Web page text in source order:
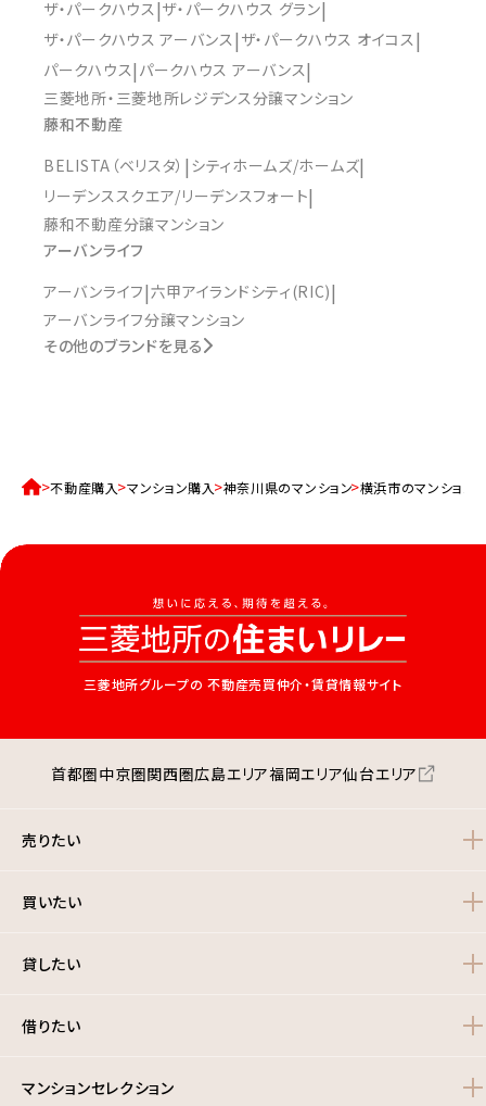
ザ・パークハウス ザ・パークハウス グラン
ザ・パークハウス アーバンス ザ・パークハウス オイコス
パークハウス パークハウス アーバンス
三菱地所・三菱地所レジデンス分譲マンション
藤和不動産
BELISTA（ベリスタ） シティホームズ/ホームズ
リーデンススクエア/リーデンスフォート
藤和不動産分譲マンション
アーバンライフ
アーバンライフ 六甲アイランドシティ(RIC)
アーバンライフ分譲マンション
その他のブランドを見る
不動産購入 マンション購入 神奈川県のマンション 横浜市のマンション
三菱地所グループの 不動産売買仲介・賃貸情報サイト
首都圏中京圏関西圏広島エリア福岡エリア仙台エリア
売りたい
買いたい
貸したい
借りたい
マンションセレクション